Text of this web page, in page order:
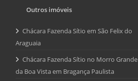
Outros imóveis
Chácara Fazenda Sítio em São Felix do
Araguaia
Chácara Fazenda Sítio no Morro Grande
da Boa Vista em Bragança Paulista